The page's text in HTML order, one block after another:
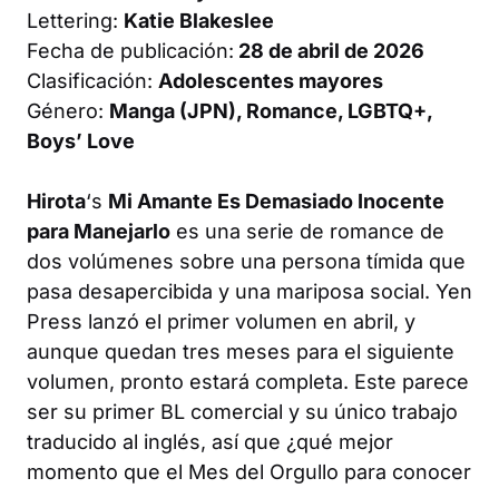
Lettering: Katie Blakeslee
Fecha de publicación: 28 de abril de 2026
Clasificación: Adolescentes mayores
Género: Manga (JPN), Romance, LGBTQ+,
Boys’ Love
Hirota‘s Mi Amante Es Demasiado Inocente
para Manejarlo es una serie de romance de
dos volúmenes sobre una persona tímida que
pasa desapercibida y una mariposa social. Yen
Press lanzó el primer volumen en abril, y
aunque quedan tres meses para el siguiente
volumen, pronto estará completa. Este parece
ser su primer BL comercial y su único trabajo
traducido al inglés, así que ¿qué mejor
momento que el Mes del Orgullo para conocer